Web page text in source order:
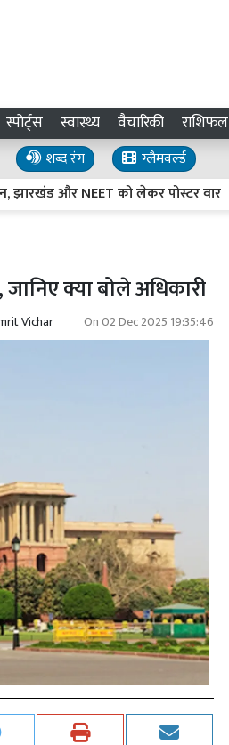
स्पोर्ट्स स्वास्थ्य वैचारिकी राशिफल
शब्द रंग
ग्लैमवर्ल्ड
और NEET को लेकर पोस्टर वार
जानिए क्या बोले अधिकारी
Vichar On02 Dec 2025 19:35:46